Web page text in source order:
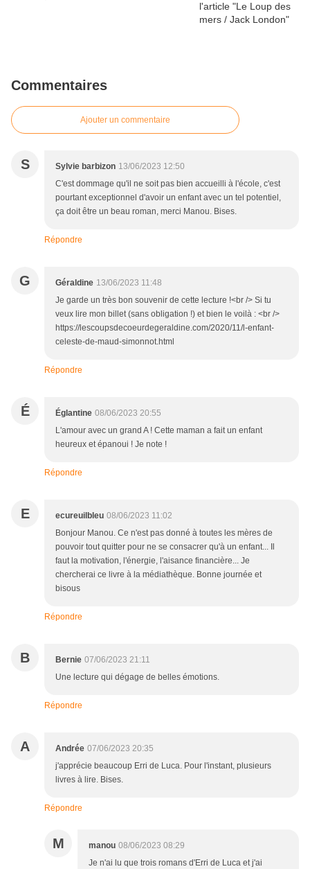
Commentaires
Ajouter un commentaire
S Sylvie barbizon 13/06/2023 12:50
C'est dommage qu'il ne soit pas bien accueilli à l'école, c'est
pourtant exceptionnel d'avoir un enfant avec un tel potentiel,
ça doit être un beau roman, merci Manou. Bises.
Répondre
G Géraldine 13/06/2023 11:48
Je garde un très bon souvenir de cette lecture !<br /> Si tu
veux lire mon billet (sans obligation !) et bien le voilà : <br />
https://lescoupsdecoeurdegeraldine.com/2020/11/l-enfant-
celeste-de-maud-simonnot.html
Répondre
É Églantine 08/06/2023 20:55
L'amour avec un grand A ! Cette maman a fait un enfant
heureux et épanoui ! Je note !
Répondre
E ecureuilbleu 08/06/2023 11:02
Bonjour Manou. Ce n'est pas donné à toutes les mères de
pouvoir tout quitter pour ne se consacrer qu'à un enfant... Il
faut la motivation, l'énergie, l'aisance financière... Je
chercherai ce livre à la médiathèque. Bonne journée et
bisous
Répondre
B Bernie 07/06/2023 21:11
Une lecture qui dégage de belles émotions.
Répondre
A Andrée 07/06/2023 20:35
j'apprécie beaucoup Erri de Luca. Pour l'instant, plusieurs
livres à lire. Bises.
Répondre
M manou 08/06/2023 08:29
Je n'ai lu que trois romans d'Erri de Luca et j'ai